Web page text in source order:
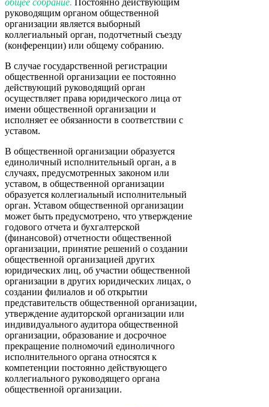
руководящим органом общественной
организации является выборный
коллегиальный орган, подотчетный съезду
(конференции) или общему собранию.
В случае государственной регистрации
общественной организации ее постоянно
действующий руководящий орган
осуществляет права юридического лица от
имени общественной организации и
исполняет ее обязанности в соответствии с
уставом.
В общественной организации образуется
единоличный исполнительный орган, а в
случаях, предусмотренных законом или
уставом, в общественной организации
образуется коллегиальный исполнительный
орган. Уставом общественной организации
может быть предусмотрено, что утверждение
годового отчета и бухгалтерской
(финансовой) отчетности общественной
организации, принятие решений о создании
общественной организацией других
юридических лиц, об участии общественной
организации в других юридических лицах, о
создании филиалов и об открытии
представительств общественной организации,
утверждение аудиторской организации или
индивидуального аудитора общественной
организации, образование и досрочное
прекращение полномочий единоличного
исполнительного органа относятся к
компетенции постоянно действующего
коллегиального руководящего органа
общественной организации.